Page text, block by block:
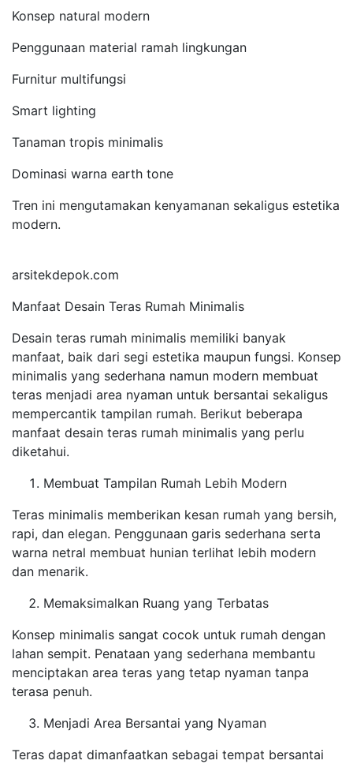
Konsep natural modern
Penggunaan material ramah lingkungan
Furnitur multifungsi
Smart lighting
Tanaman tropis minimalis
Dominasi warna earth tone
Tren ini mengutamakan kenyamanan sekaligus estetika
modern.
arsitekdepok.com
Manfaat Desain Teras Rumah Minimalis
Desain teras rumah minimalis memiliki banyak
manfaat, baik dari segi estetika maupun fungsi. Konsep
minimalis yang sederhana namun modern membuat
teras menjadi area nyaman untuk bersantai sekaligus
mempercantik tampilan rumah. Berikut beberapa
manfaat desain teras rumah minimalis yang perlu
diketahui.
Membuat Tampilan Rumah Lebih Modern
Teras minimalis memberikan kesan rumah yang bersih,
rapi, dan elegan. Penggunaan garis sederhana serta
warna netral membuat hunian terlihat lebih modern
dan menarik.
Memaksimalkan Ruang yang Terbatas
Konsep minimalis sangat cocok untuk rumah dengan
lahan sempit. Penataan yang sederhana membantu
menciptakan area teras yang tetap nyaman tanpa
terasa penuh.
Menjadi Area Bersantai yang Nyaman
Teras dapat dimanfaatkan sebagai tempat bersantai